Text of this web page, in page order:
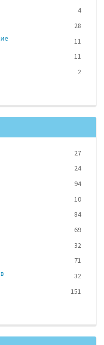
4
28
11
11
2
27
24
94
10
84
69
32
71
32
151